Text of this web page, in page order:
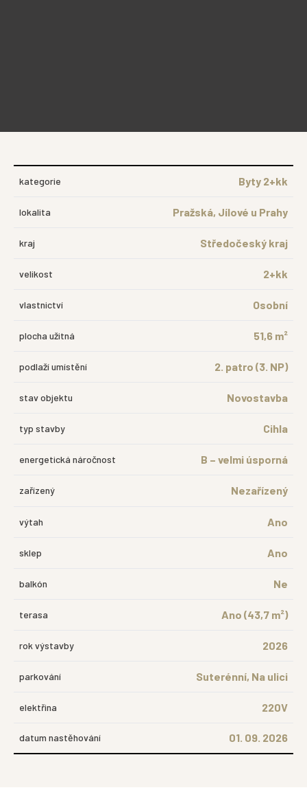
kategorie Byty 2+kk
lokalita Pražská, Jílové u Prahy
kraj Středočeský kraj
velikost 2+kk
vlastnictví Osobní
plocha užitná 51,6 m²
podlaží umístění 2. patro (3. NP)
stav objektu Novostavba
typ stavby Cihla
energetická náročnost B – velmi úsporná
zařízený Nezařízený
výtah Ano
sklep Ano
balkón Ne
terasa Ano (43,7 m²)
rok výstavby 2026
parkování Suterénní, Na ulici
elektřina 220V
datum nastěhování 01. 09. 2026